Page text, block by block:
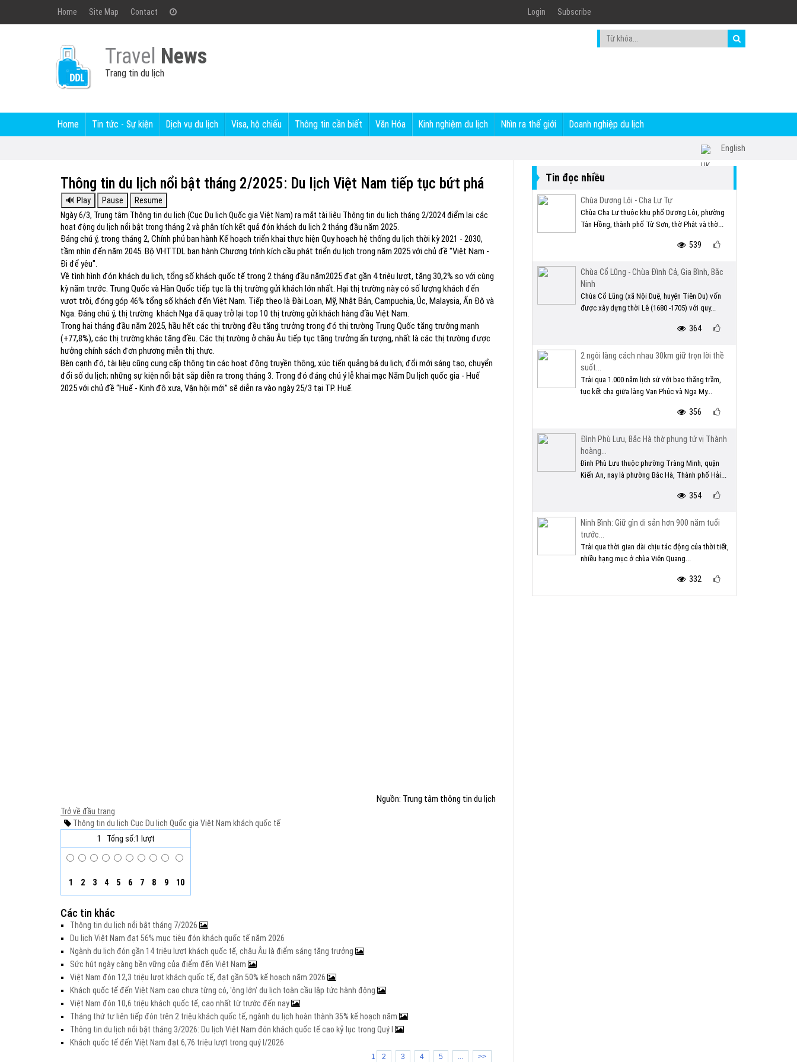
Home Site Map Contact Login Subscribe
Travel News
Trang tin du lịch
Home Tin tức - Sự kiện Dịch vụ du lịch Visa, hộ chiếu Thông tin cần biết Văn Hóa Kinh nghiệm du lịch Nhìn ra thế giới Doanh nghiệp du lịch
English
Thông tin du lịch nổi bật tháng 2/2025: Du lịch Việt Nam tiếp tục bứt phá
Ngày 6/3, Trung tâm Thông tin du lịch (Cục Du lịch Quốc gia Việt Nam) ra mắt tài liệu Thông tin du lịch tháng 2/2024 điểm lại các
hoạt động du lịch nổi bật trong tháng 2 và phân tích kết quả đón khách du lịch 2 tháng đầu năm 2025.
Đáng chú ý, trong tháng 2, Chính phủ ban hành Kế hoạch triển khai thực hiện Quy hoạch hệ thống du lịch thời kỳ 2021 - 2030,
tầm nhìn đến năm 2045. Bộ VHTTDL ban hành Chương trình kích cầu phát triển du lịch trong năm 2025 với chủ đề "Việt Nam -
Đi để yêu".
Về tình hình đón khách du lịch, tổng số khách quốc tế trong 2 tháng đầu năm2025 đạt gần 4 triệu lượt, tăng 30,2% so với cùng
kỳ năm trước. Trung Quốc và Hàn Quốc tiếp tục là thị trường gửi khách lớn nhất. Hại thị trường này có số lượng khách đến
vượt trội, đóng góp 46% tổng số khách đến Việt Nam. Tiếp theo là Đài Loan, Mỹ, Nhật Bản, Campuchia, Úc, Malaysia, Ấn Độ và
Nga. Đáng chú ý, thị trường khách Nga đã quay trở lại top 10 thị trường gửi khách hàng đầu Việt Nam.
Trong hai tháng đầu năm 2025, hầu hết các thị trường đều tăng trưởng trong đó thị trường Trung Quốc tăng trưởng mạnh
(+77,8%), các thị trường khác tăng đều. Các thị trường ở châu Âu tiếp tục tăng trưởng ấn tượng, nhất là các thị trường được
hưởng chính sách đơn phương miễn thị thực.
Bên cạnh đó, tài liệu cũng cung cấp thông tin các hoạt động truyền thông, xúc tiến quảng bá du lịch; đổi mới sáng tạo, chuyển
đổi số du lịch; những sự kiện nổi bật sắp diễn ra trong tháng 3. Trong đó đáng chú ý lễ khai mạc Năm Du lịch quốc gia - Huế
2025 với chủ đề “Huế - Kinh đô xưa, Vận hội mới” sẽ diễn ra vào ngày 25/3 tại TP. Huế.
Nguồn: Trung tâm thông tin du lịch
Trở về đầu trang
Thông tin du lịch Cục Du lịch Quốc gia Việt Nam khách quốc tế
1
Tổng số:1 lượt
1 2 3 4 5 6 7 8 9 10
Các tin khác
Thông tin du lịch nổi bật tháng 7/2026
Du lịch Việt Nam đạt 56% mục tiêu đón khách quốc tế năm 2026
Ngành du lịch đón gần 14 triệu lượt khách quốc tế, châu Âu là điểm sáng tăng trưởng
Sức hút ngày càng bền vững của điểm đến Việt Nam
Việt Nam đón 12,3 triệu lượt khách quốc tế, đạt gần 50% kế hoạch năm 2026
Khách quốc tế đến Việt Nam cao chưa từng có, 'ông lớn' du lịch toàn cầu lập tức hành động
Việt Nam đón 10,6 triệu khách quốc tế, cao nhất từ trước đến nay
Tháng thứ tư liên tiếp đón trên 2 triệu khách quốc tế, ngành du lịch hoàn thành 35% kế hoạch năm
Thông tin du lịch nổi bật tháng 3/2026: Du lịch Việt Nam đón khách quốc tế cao kỷ lục trong Quý I
Khách quốc tế đến Việt Nam đạt 6,76 triệu lượt trong quý I/2026
1 2 3 4 5 ... >>
Tin đọc nhiều
Chùa Dương Lôi - Cha Lư Tự
Chùa Cha Lư thuộc khu phố Dương Lôi, phường
Tân Hồng, thành phố Từ Sơn, thờ Phật và thờ...
539
Chùa Cổ Lũng - Chùa Đình Cả, Gia Bình, Bắc
Ninh
Chùa Cổ Lũng (xã Nội Duệ, huyện Tiên Du) vốn
được xây dựng thời Lê (1680 -1705) với quy...
364
2 ngôi làng cách nhau 30km giữ trọn lời thề
suốt...
Trải qua 1.000 năm lịch sử với bao thăng trầm,
tục kết chạ giữa làng Vạn Phúc và Nga My...
356
Đình Phù Lưu, Bắc Hà thờ phụng tứ vị Thành
hoàng...
Đình Phù Lưu thuộc phường Tràng Minh, quận
Kiến An, nay là phường Bắc Hà, Thành phố Hải...
354
Ninh Bình: Giữ gìn di sản hơn 900 năm tuổi
trước...
Trải qua thời gian dài chịu tác động của thời tiết,
nhiều hạng mục ở chùa Viên Quang...
332